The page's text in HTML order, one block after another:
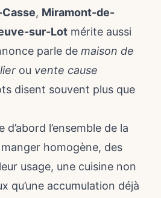
, Miramont-de-
sur-Lot mérite aussi
parle de maison de
ou vente cause
disent souvent plus que
l’ensemble de la
homogène, des
usage, une cuisine non
qu’une accumulation déjà